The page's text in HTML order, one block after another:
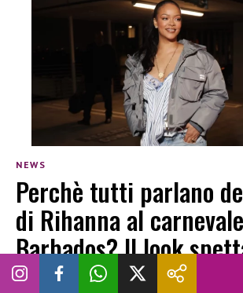
NEWS
Perchè tutti parlano
di Rihanna al
Barbados? Il look
SARA GUGLIELMETTI 5 AGOSTO 2026